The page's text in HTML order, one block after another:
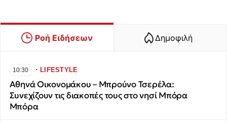
Ροή Ειδήσεων Δημοφιλή
10:30 ∙LIFESTYLE
Αθηνά Οικονομάκου – Μπρούνο Τσερέλα:
Συνεχίζουν τις διακοπές τους στο νησί Μπόρα
Μπόρα